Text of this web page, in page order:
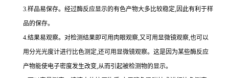
3.样品易保存。经过酶反应显示的有色产物大多比较稳定,因此有利于样
品的保存。
4.结果易观察。对检测结果即可用肉眼观察,又可用显微镜观察,也可以
用分光光度计进行比色测定,还可用显微镜观察。这是因为某些酶反应
产物能使电子密度发生改变,从而引起被检测物的显示。